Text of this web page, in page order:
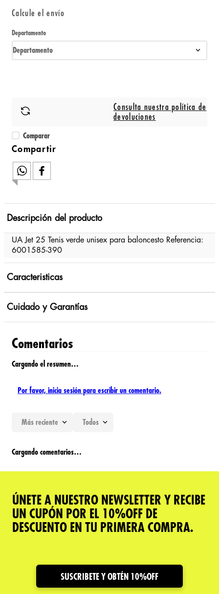
Calcule el envío
Departamento
Departamento
Consulta nuestra política de
devoluciones
Comparar
Descripción del producto
UA Jet 25 Tenis verde unisex para baloncesto Referencia:
6001585-390
Caracteristicas
Cuidado y Garantías
Comentarios
Cargando el resumen…
Por favor, inicia sesión para escribir un comentario.
Más reciente Todos
Cargando comentarios…
ÚNETE A NUESTRO NEWSLETTER Y RECIBE
UN CUPÓN POR EL 10%OFF DE
DESCUENTO EN TU PRIMERA COMPRA.
SUSCRIBETE Y OBTÉN 10%OFF